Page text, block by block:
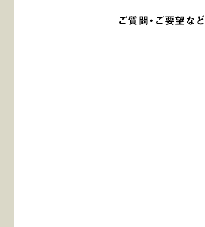
ご質問・ご要望など